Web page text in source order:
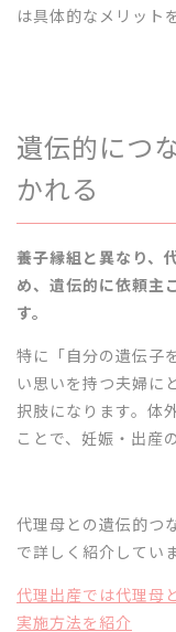
は具体的なメリット
遺伝的につ
かれる
養子縁組と異なり、
め、遺伝的に依頼主
す。
特に「自分の遺伝子
い思いを持つ夫婦に
択肢になります。体
ことで、妊娠・出産
代理母との遺伝的つ
で詳しく紹介していま
代理出産では代理母
実施方法を紹介